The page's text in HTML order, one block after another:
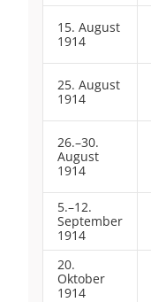
15. August
1914
25. August
1914
26.–30.
August
1914
5.–12.
September
1914
20.
Oktober
1914